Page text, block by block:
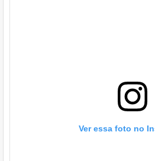
Ver essa foto no